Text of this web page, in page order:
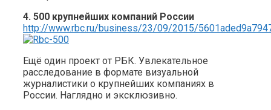
4. 500 крупнейших компаний России
http://www.rbc.ru/business/23/09/2015/
Ещё один проект от РБК. Увлекательное
расследование в формате визуальной
журналистики о крупнейших компаниях в
России. Наглядно и эксклюзивно.